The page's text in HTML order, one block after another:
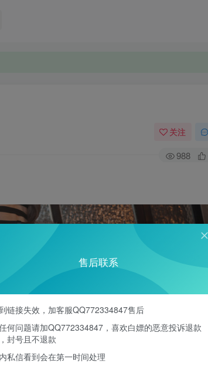
关注
988
售后联系
链接失效，加客服QQ772334847售后
何问题请加QQ772334847，喜欢白嫖的恶意投诉退款
封号且不退款
私信看到会在第一时间处理